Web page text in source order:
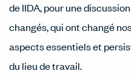
de IIDA, pour une
changés, qui ont changé
aspects essentiels et
du lieu de travail.